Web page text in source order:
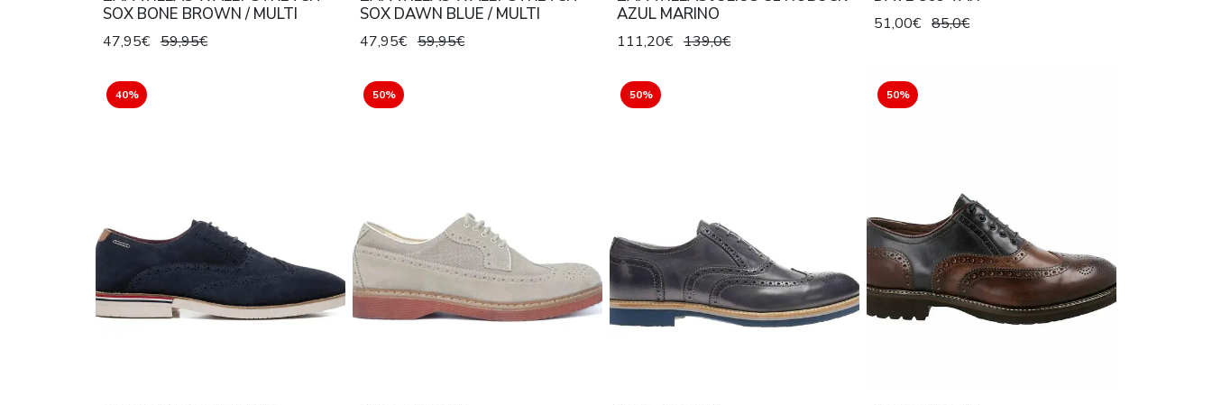
SOX BONE BROWN / MULTI
47,95€ 59,95€
SOX DAWN BLUE / MULTI
47,95€ 59,95€
AZUL MARINO
111,20€ 139,0€
51,00€ 85,0€
40% 50% 50% 50%